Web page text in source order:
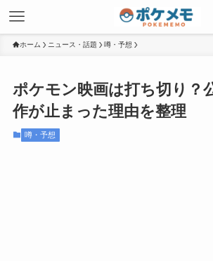
ホーム ニュース・話題 噂・予想
ポケモン映画は打ち切り？
作が止まった理由を整理
噂・予想